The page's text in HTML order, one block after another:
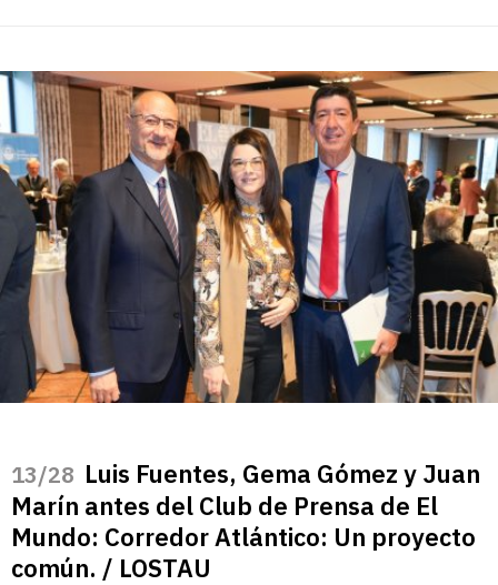
/28 Luis Fuentes, Gema Gómez y Juan
Marín antes del Club de Prensa de El
Mundo: Corredor Atlántico: Un proyecto
común. / LOSTAU